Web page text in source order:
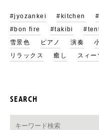
#jyozankei #kitchen
#bon fire
#takibi
雪景色
ピアノ 演奏
リラックス
癒し スィー
SEARCH